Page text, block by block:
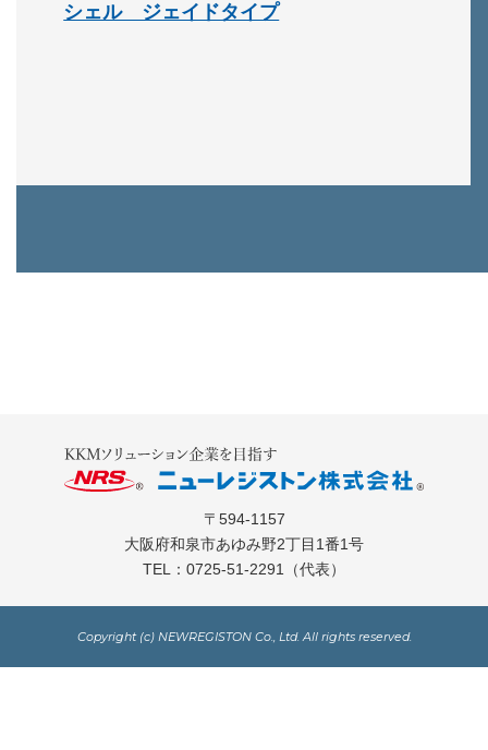
シェル ジェイドタイプ
〒594-1157
大阪府和泉市あゆみ野2丁目1番1号
TEL： 0725-51-2291 （代表）
Copyright (c) NEWREGISTON Co., Ltd. All rights reserved.